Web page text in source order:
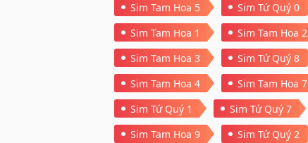
Sim Tam Hoa 5
Sim Tứ Quý 0
Sim Tam Hoa 1
Sim Tam Hoa 2
Sim Tam Hoa 3
Sim Tứ Quý 8
Sim Tam Hoa 4
Sim Tam Hoa 7
Sim Tứ Quý 1
Sim Tứ Quý 7
Sim Tam Hoa 9
Sim Tứ Quý 2